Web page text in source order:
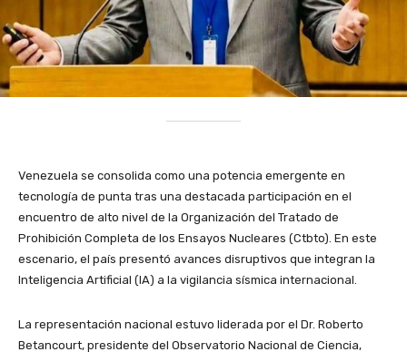
Venezuela se consolida como una potencia emergente en
tecnología de punta tras una destacada participación en el
encuentro de alto nivel de la Organización del Tratado de
Prohibición Completa de los Ensayos Nucleares (Ctbto). En este
escenario, el país presentó avances disruptivos que integran la
Inteligencia Artificial (IA) a la vigilancia sísmica internacional.
​La representación nacional estuvo liderada por el Dr. Roberto
Betancourt, presidente del Observatorio Nacional de Ciencia,